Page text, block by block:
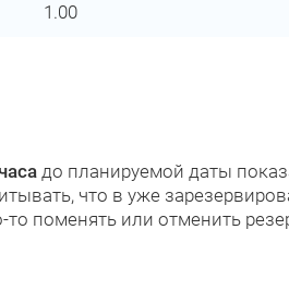
1.00
до планируемой даты
что в уже
поменять или отменить